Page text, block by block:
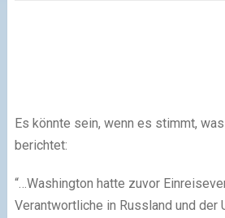
Es könnte sein, wenn es stimmt,
berichtet:
“…Washington hatte zuvor
Verantwortliche in Russland und der